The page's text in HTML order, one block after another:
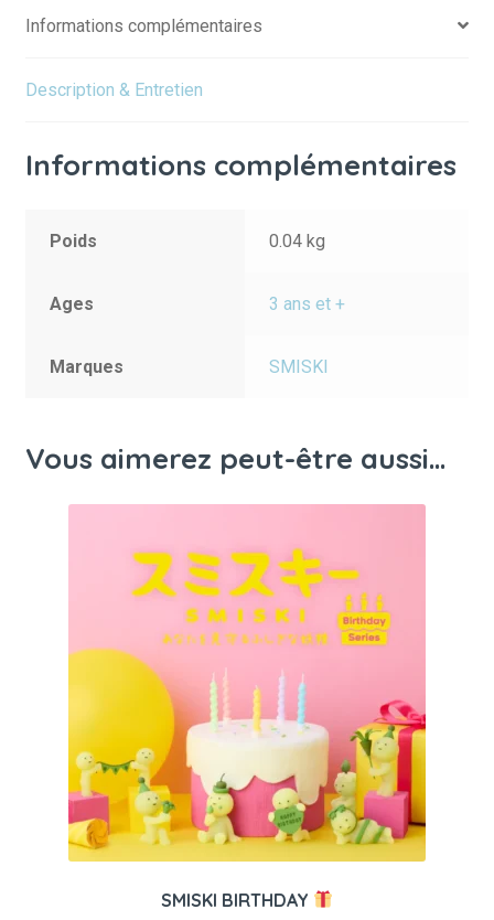
Informations complémentaires
Description & Entretien
Informations complémentaires
Poids 0.04 kg
Ages 3 ans et +
Marques SMISKI
Vous aimerez peut-être aussi…
SMISKI BIRTHDAY